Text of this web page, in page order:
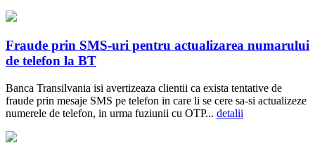
Fraude prin SMS-uri pentru actualizarea numarului
de telefon la BT
Banca Transilvania isi avertizeaza clientii ca exista tentative de
fraude prin mesaje SMS pe telefon in care li se cere sa-si actualizeze
numerele de telefon, in urma fuziunii cu OTP... detalii